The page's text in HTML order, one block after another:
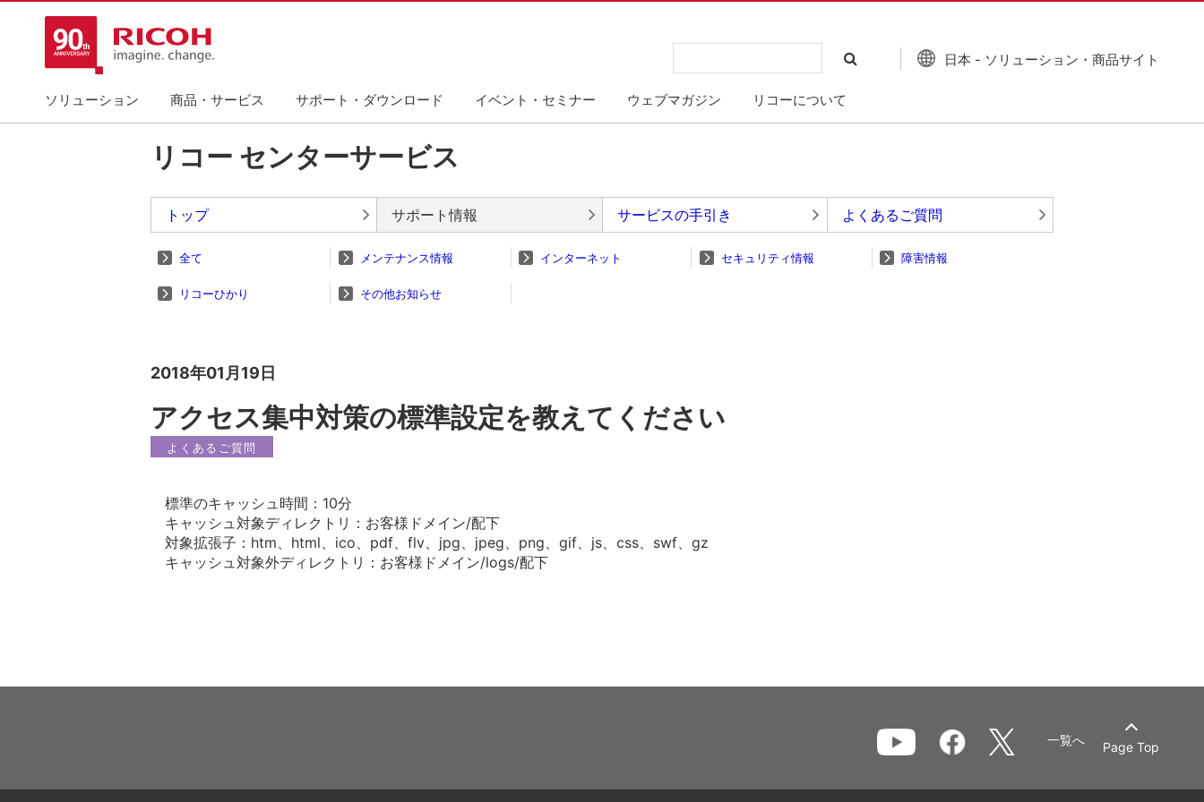
ソリューション 商品・サービス サポート・ダウンロード イベント・セミナー ウェブマガジン リコーについて
日本 - ソリューション・商品サイト
リコー センターサービス
トップ サポート情報 サービスの手引き よくあるご質問
全て メンテナンス情報 インターネット セキュリティ情報 障害情報
リコーひかり その他お知らせ
2018年01月19日
アクセス集中対策の標準設定を教えてください
よくあるご質問
標準のキャッシュ時間：10分
キャッシュ対象ディレクトリ：お客様ドメイン/配下
対象拡張子：htm、html、ico、pdf、flv、jpg、jpeg、png、gif、js、css、swf、gz
キャッシュ対象外ディレクトリ：お客様ドメイン/logs/配下
Page Top
一覧へ